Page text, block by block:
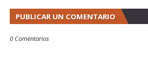
PUBLICAR UN COMENTARIO
0 Comentarios